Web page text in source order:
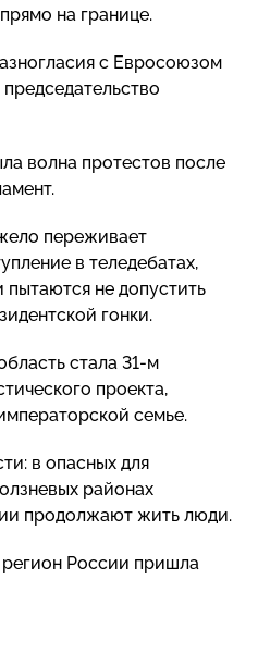
на границе.
с Евросоюзом
волна протестов после
переживает
в теледебатах,
пытаются не допустить
гонки.
стала 31-м
проекта,
семье.
в опасных для
районах
продолжают жить люди.
России пришла